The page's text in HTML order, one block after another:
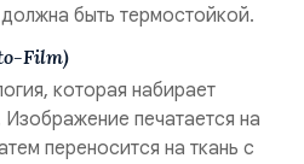
быть термостойкой.
Film)
которая набирает
печатается на
переносится на ткань с